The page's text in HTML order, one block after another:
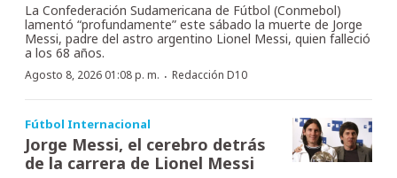
La Confederación Sudamericana de Fútbol (Conmebol)
lamentó “profundamente” este sábado la muerte de Jorge
Messi, padre del astro argentino Lionel Messi, quien falleció
a los 68 años.
Agosto 8, 2026 01:08 p. m. · Redacción D10
Fútbol Internacional
Jorge Messi, el cerebro detrás
de la carrera de Lionel Messi